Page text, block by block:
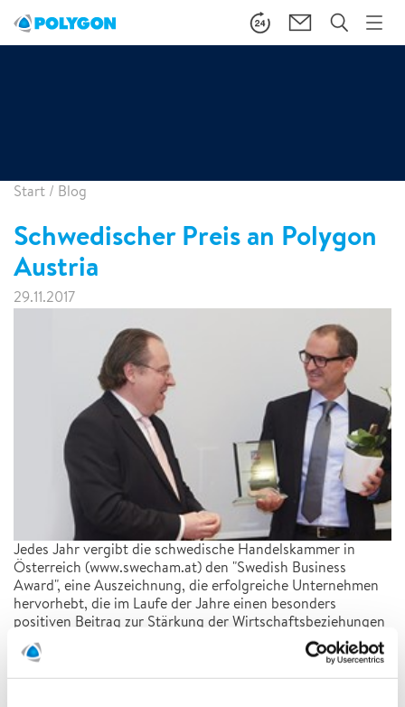
Start / Blog
Schwedischer Preis an Polygon
Austria
29.11.2017
Jedes Jahr vergibt die schwedische Handelskammer in
Österreich (www.swecham.at) den "Swedish Business
Award", eine Auszeichnung, die erfolgreiche Unternehmen
hervorhebt, die im Laufe der Jahre einen besonders
positiven Beitrag zur Stärkung der Wirtschaftsbeziehungen
zwischen Österreich und Schweden geleistet haben.